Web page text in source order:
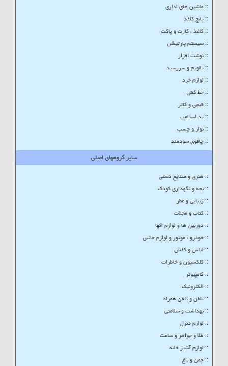
:: ماشین های اداری
:: پانچ کاغذ
:: کاغذ ، کارت و پاکت
:: سیستم پارتیشن
:: نوشت افزار
:: تقویم و سررسید
:: لوازم خرد
:: خط کش
:: قیچی و کاتر
:: پد استامپ
:: نوار و چسب
:: چاقوی سودمند
سایر گروههای اصلی
:: هنری و صنایع دستی
:: بچه و نگهداری کودک
:: زیبایی و عطر
:: کتاب و مجلات
:: دوربین ها و لوازم آنها
:: خودرو ، موتور و لوازم جانبی
:: لباس و کفش
:: کلکسیون و خاطرات
:: کامپیوتر
:: الکترونیک
:: تلفن و تلفن همراه
:: بهداشت و سلامتی
:: لوازم منزل
:: طلا و جواهر و ساعت
:: لوازم آشپز خانه
:: چمن و باغ